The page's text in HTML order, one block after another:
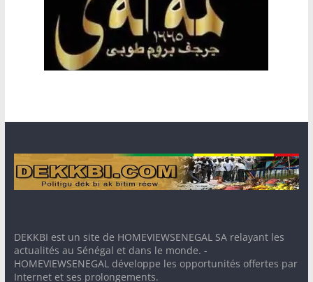
DEKKBI est un site de HOMEVIEWSENEGAL SA relayant les
actualités au Sénégal et dans le monde. -
HOMEVIEWSENEGAL développe les opportunités offertes par
Internet et ses prolongements.